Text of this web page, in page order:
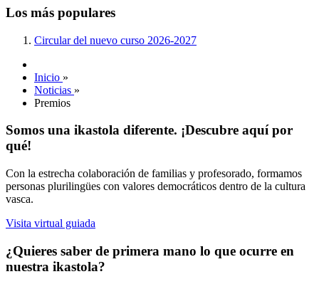
Los más populares
Circular del nuevo curso 2026-2027
Inicio »
Noticias »
Premios
Somos una ikastola diferente. ¡Descubre aquí por
qué!
Con la estrecha colaboración de familias y profesorado, formamos
personas plurilingües con valores democráticos dentro de la cultura
vasca.
Visita virtual guiada
¿Quieres saber de primera mano lo que ocurre en
nuestra ikastola?